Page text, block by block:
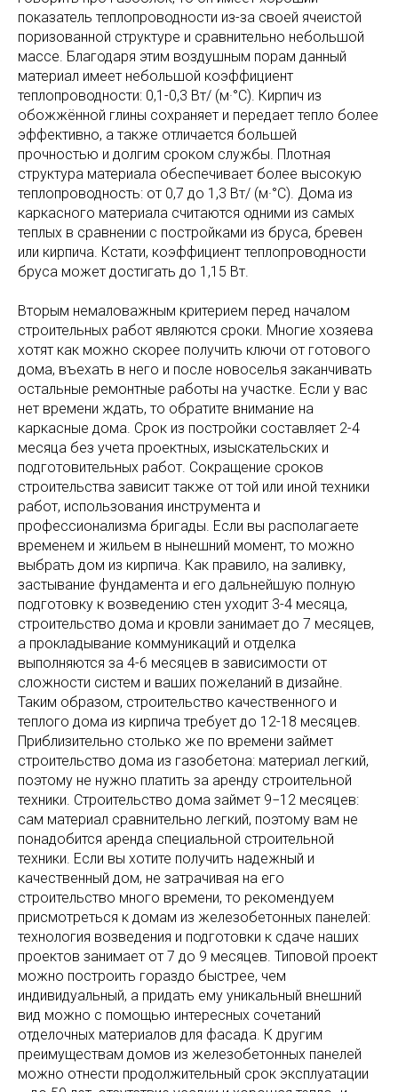
показатель теплопроводности из-за своей ячеистой
поризованной структуре и сравнительно небольшой
массе. Благодаря этим воздушным порам данный
материал имеет небольшой коэффициент
теплопроводности: 0,1-0,3 Вт/ (м·°C). Кирпич из
обожжённой глины сохраняет и передает тепло более
эффективно, а также отличается большей
прочностью и долгим сроком службы. Плотная
структура материала обеспечивает более высокую
теплопроводность: от 0,7 до 1,3 Вт/ (м·°C). Дома из
каркасного материала считаются одними из самых
теплых в сравнении с постройками из бруса, бревен
или кирпича. Кстати, коэффициент теплопроводности
бруса может достигать до 1,15 Вт.
Вторым немаловажным критерием перед началом
строительных работ являются сроки. Многие хозяева
хотят как можно скорее получить ключи от готового
дома, въехать в него и после новоселья заканчивать
остальные ремонтные работы на участке. Если у вас
нет времени ждать, то обратите внимание на
каркасные дома. Срок из постройки составляет 2-4
месяца без учета проектных, изыскательских и
подготовительных работ. Сокращение сроков
строительства зависит также от той или иной техники
работ, использования инструмента и
профессионализма бригады. Если вы располагаете
временем и жильем в нынешний момент, то можно
выбрать дом из кирпича. Как правило, на заливку,
застывание фундамента и его дальнейшую полную
подготовку к возведению стен уходит 3-4 месяца,
строительство дома и кровли занимает до 7 месяцев,
а прокладывание коммуникаций и отделка
выполняются за 4-6 месяцев в зависимости от
сложности систем и ваших пожеланий в дизайне.
Таким образом, строительство качественного и
теплого дома из кирпича требует до 12-18 месяцев.
Приблизительно столько же по времени займет
строительство дома из газобетона: материал легкий,
поэтому не нужно платить за аренду строительной
техники. Строительство дома займет 9−12 месяцев:
сам материал сравнительно легкий, поэтому вам не
понадобится аренда специальной строительной
техники. Если вы хотите получить надежный и
качественный дом, не затрачивая на его
строительство много времени, то рекомендуем
присмотреться к домам из железобетонных панелей:
технология возведения и подготовки к сдаче наших
проектов занимает от 7 до 9 месяцев. Типовой проект
можно построить гораздо быстрее, чем
индивидуальный, а придать ему уникальный внешний
вид можно с помощью интересных сочетаний
отделочных материалов для фасада. К другим
преимуществам домов из железобетонных панелей
можно отнести продолжительный срок эксплуатации